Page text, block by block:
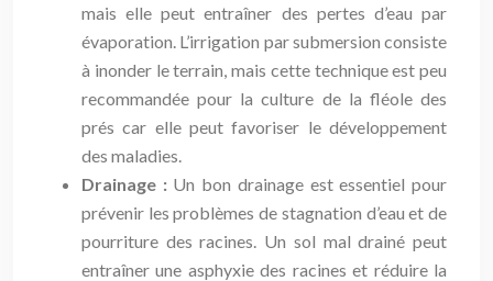
mais elle peut entraîner des pertes d’eau par
évaporation. L’irrigation par submersion consiste
à inonder le terrain, mais cette technique est peu
recommandée pour la culture de la fléole des
prés car elle peut favoriser le développement
des maladies.
Drainage : Un bon drainage est essentiel pour
prévenir les problèmes de stagnation d’eau et de
pourriture des racines. Un sol mal drainé peut
entraîner une asphyxie des racines et réduire la